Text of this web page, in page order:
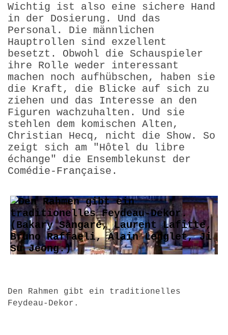
Wichtig ist also eine sichere Hand
in der Dosierung. Und das
Personal. Die männlichen
Hauptrollen sind exzellent
besetzt. Obwohl die Schauspieler
ihre Rolle weder interessant
machen noch aufhübschen, haben sie
die Kraft, die Blicke auf sich zu
ziehen und das Interesse an den
Figuren wachzuhalten. Und sie
stehlen dem komischen Alten,
Christian Hecq, nicht die Show. So
zeigt sich am "Hôtel du libre
échange" die Ensemblekunst der
Comédie-Française.
Den Rahmen gibt ein traditionelles
Feydeau-Dekor.